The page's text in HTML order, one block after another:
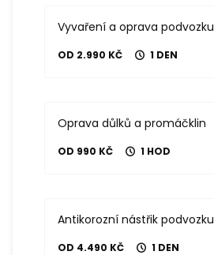
Vyvaření a oprava podvozku
OD 2.990 KČ 1 DEN
Oprava důlků a promáčklin
OD 990 KČ 1 HOD
Antikorozní nástřik podvozku
OD 4.490 KČ 1 DEN